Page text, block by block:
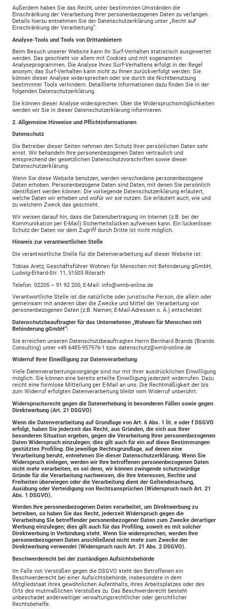
Außerdem haben Sie das Recht, unter bestimmten Umständen die
Einschränkung der Verarbeitung Ihrer personenbezogenen Daten zu verlangen.
Details hierzu entnehmen Sie der Datenschutzerklärung unter „Recht auf
Einschränkung der Verarbeitung“.
Analyse-Tools und Tools von Drittanbietern
Beim Besuch unserer Website kann Ihr Surf-Verhalten statistisch ausgewertet
werden. Das geschieht vor allem mit Cookies und mit sogenannten
Analyseprogrammen. Die Analyse Ihres Surf-Verhaltens erfolgt in der Regel
anonym; das Surf-Verhalten kann nicht zu Ihnen zurückverfolgt werden. Sie
können dieser Analyse widersprechen oder sie durch die Nichtbenutzung
bestimmter Tools verhindern. Detaillierte Informationen dazu finden Sie in der
folgenden Datenschutzerklärung.
Sie können dieser Analyse widersprechen. Über die Widerspruchsmöglichkeiten
werden wir Sie in dieser Datenschutzerklärung informieren.
2. Allgemeine Hinweise und Pflichtinformationen
Datenschutz
Die Betreiber dieser Seiten nehmen den Schutz Ihrer persönlichen Daten sehr
ernst. Wir behandeln Ihre personenbezogenen Daten vertraulich und
entsprechend der gesetzlichen Datenschutzvorschriften sowie dieser
Datenschutzerklärung.
Wenn Sie diese Website benutzen, werden verschiedene personenbezogene
Daten erhoben. Personenbezogene Daten sind Daten, mit denen Sie persönlich
identifiziert werden können. Die vorliegende Datenschutzerklärung erläutert,
welche Daten wir erheben und wofür wir sie nutzen. Sie erläutert auch, wie und
zu welchem Zweck das geschieht.
Wir weisen darauf hin, dass die Datenübertragung im Internet (z.B. bei der
Kommunikation per E-Mail) Sicherheitslücken aufweisen kann. Ein lückenloser
Schutz der Daten vor dem Zugriff durch Dritte ist nicht möglich.
Hinweis zur verantwortlichen Stelle
Die verantwortliche Stelle für die Datenverarbeitung auf dieser Website ist:
Tobias Aretz, Geschäftsführer Wohnen für Menschen mit Behinderung gGmbH,
Ludwig-Erhard-Str. 11, 51503 Rösrath
Telefon: 02205 – 91 92 200, E-Mail: info@wmb-online.de
Verantwortliche Stelle ist die natürliche oder juristische Person, die allein oder
gemeinsam mit anderen über die Zwecke und Mittel der Verarbeitung von
personenbezogenen Daten (z.B. Namen, E-Mail-Adressen o. Ä.) entscheidet.
Datenschutzbeauftragter für das Unternehmen „Wohnen für Menschen mit
Behinderung gGmbH“:
Sie erreichen unseren Datenschutzbeauftragten Herrn Bernhard Brands (Brands
Consulting) unter +49 6485-957976-1 bzw. datenschutz@wmb-online.de
Widerruf Ihrer Einwilligung zur Datenverarbeitung
Viele Datenverarbeitungsvorgänge sind nur mit Ihrer ausdrücklichen Einwilligung
möglich. Sie können eine bereits erteilte Einwilligung jederzeit widerrufen. Dazu
reicht eine formlose Mitteilung per E-Mail an uns. Die Rechtmäßigkeit der bis
zum Widerruf erfolgten Datenverarbeitung bleibt vom Widerruf unberührt.
Widerspruchsrecht gegen die Datenerhebung in besonderen Fällen sowie gegen
Direktwerbung (Art. 21 DSGVO)
Wenn die Datenverarbeitung auf Grundlage von Art. 6 Abs. 1 lit. e oder f DSGVO
erfolgt, haben Sie jederzeit das Recht, aus Gründen, die sich aus Ihrer
besonderen Situation ergeben, gegen die Verarbeitung Ihrer personenbezogenen
Daten Widerspruch einzulegen; dies gilt auch für ein auf diese Bestimmungen
gestütztes Profiling. Die jeweilige Rechtsgrundlage, auf denen eine
Verarbeitung beruht, entnehmen Sie dieser Datenschutzerklärung. Wenn Sie
Widerspruch einlegen, werden wir Ihre betroffenen personenbezogenen Daten
nicht mehr verarbeiten, es sei denn, wir können zwingende schutzwürdige
Gründe für die Verarbeitung nachweisen, die Ihre Interessen, Rechte und
Freiheiten überwiegen oder die Verarbeitung dient der Geltendmachung,
Ausübung oder Verteidigung von Rechtsansprüchen (Widerspruch nach Art. 21
Abs. 1 DSGVO).
Werden Ihre personenbezogenen Daten verarbeitet, um Direktwerbung zu
betreiben, so haben Sie das Recht, jederzeit Widerspruch gegen die
Verarbeitung Sie betreffender personenbezogener Daten zum Zwecke derartiger
Werbung einzulegen; dies gilt auch für das Profiling, soweit es mit solcher
Direktwerbung in Verbindung steht. Wenn Sie widersprechen, werden Ihre
personenbezogenen Daten anschließend nicht mehr zum Zwecke der
Direktwerbung verwendet (Widerspruch nach Art. 21 Abs. 2 DSGVO).
Beschwerderecht bei der zuständigen Aufsichtsbehörde
Im Falle von Verstößen gegen die DSGVO steht den Betroffenen ein
Beschwerderecht bei einer Aufsichtsbehörde, insbesondere in dem
Mitgliedstaat ihres gewöhnlichen Aufenthalts, ihres Arbeitsplatzes oder des
Orts des mutmaßlichen Verstoßes zu. Das Beschwerderecht besteht
unbeschadet anderweitiger verwaltungsrechtlicher oder gerichtlicher
Rechtsbehelfe.